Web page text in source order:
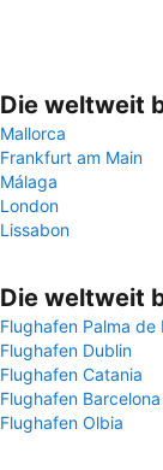
Die weltweit
Mallorca
Frankfurt am Main
Málaga
London
Lissabon
Die weltweit
Flughafen Palma de
Flughafen Dublin
Flughafen Catania
Flughafen Barcelona
Flughafen Olbia